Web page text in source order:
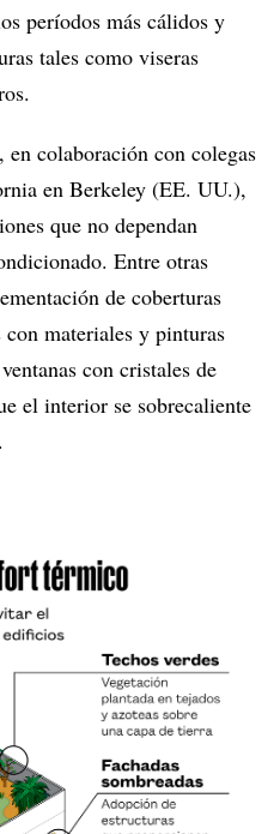
períodos más cálidos y
tales como viseras
colaboración con colegas
en Berkeley (EE. UU.),
que no dependan
Entre otras
de coberturas
materiales y pinturas
con cristales de
el interior se sobrecaliente